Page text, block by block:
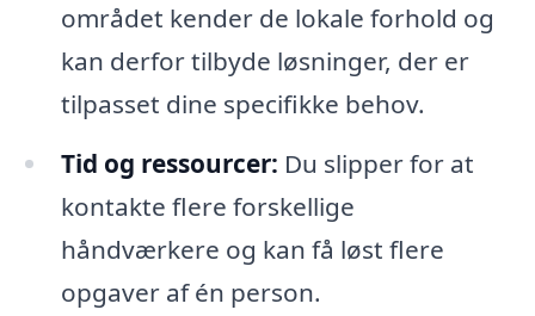
området kender de lokale forhold og
kan derfor tilbyde løsninger, der er
tilpasset dine specifikke behov.
Tid og ressourcer: Du slipper for at
kontakte flere forskellige
håndværkere og kan få løst flere
opgaver af én person.